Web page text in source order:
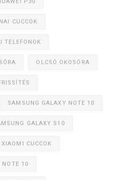
CUCCOK
TELEFONOK
OLCSÓ OKOSÓRA
SAMSUNG GALAXY NOTE 10
GALAXY S10
XIAOMI CUCCOK
10